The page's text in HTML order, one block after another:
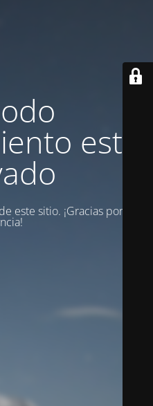
está
este sitio. ¡Gracias por tu